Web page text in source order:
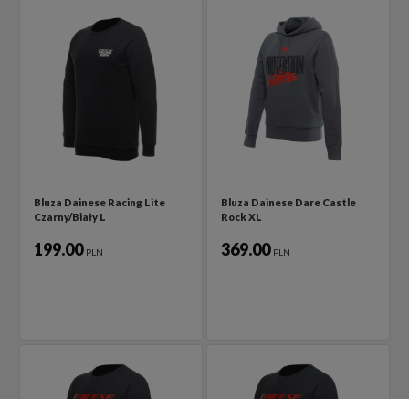
Bluza Dainese Racing Lite
Czarny/Biały L
199.00 PLN
Bluza Dainese Dare Castle
Rock XL
369.00 PLN